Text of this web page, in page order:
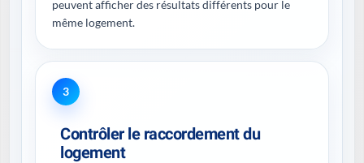
peuvent afficher des résultats différents pour le
même logement.
3
Contrôler le raccordement du
logement